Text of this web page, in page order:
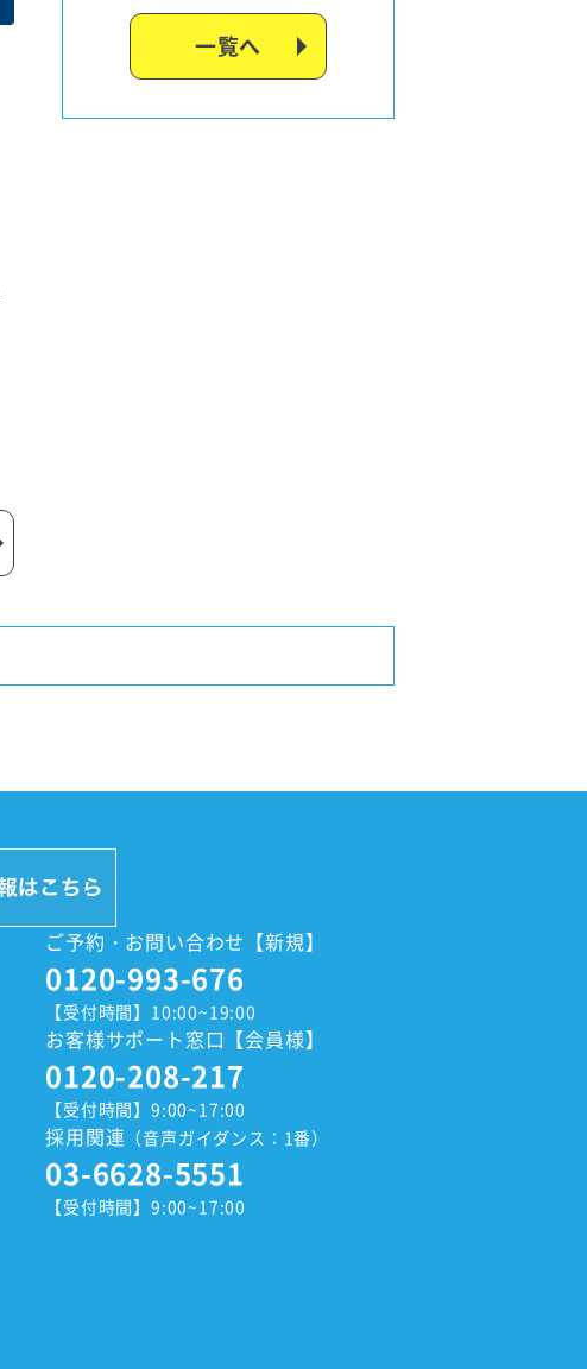
一覧へ
ご予約・お問い合わせ【新規】
0120-993-676
【受付時間】10:00~19:00
お客様サポート窓口【会員様】
0120-208-217
【受付時間】9:00~17:00
採用関連 （音声ガイダンス：1番）
03-6628-5551
【受付時間】9:00~17:00